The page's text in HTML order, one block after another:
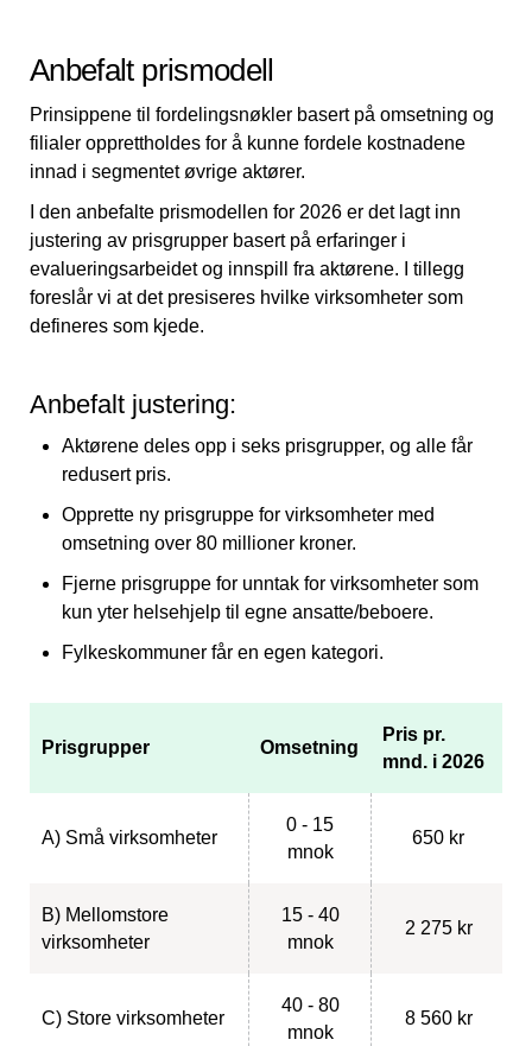
Anbefalt prismodell
Prinsippene til fordelingsnøkler basert på omsetning og
filialer opprettholdes for å kunne fordele kostnadene
innad i segmentet øvrige aktører.
I den anbefalte prismodellen for 2026 er det lagt inn
justering av prisgrupper basert på erfaringer i
evalueringsarbeidet og innspill fra aktørene. I tillegg
foreslår vi at det presiseres hvilke virksomheter som
defineres som kjede.
Anbefalt justering:
Aktørene deles opp i seks prisgrupper, og alle får
redusert pris.
Opprette ny prisgruppe for virksomheter med
omsetning over 80 millioner kroner.
Fjerne prisgruppe for unntak for virksomheter som
kun yter helsehjelp til egne ansatte/beboere.
Fylkeskommuner får en egen kategori.
Prisgrupper Omsetning
Pris pr.
mnd. i 2026
A) Små virksomheter
0 - 15
mnok
650 kr
B) Mellomstore
virksomheter
15 - 40
mnok
2 275 kr
C) Store virksomheter
40 - 80
mnok
8 560 kr